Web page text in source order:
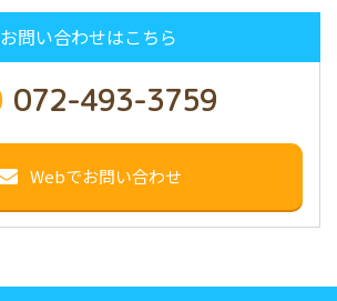
お問い合わせはこちら
072-493-3759
Webでお問い合わせ